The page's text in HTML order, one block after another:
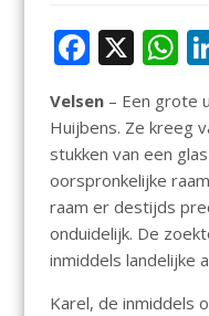
F
e
b
o
o
k
X
at
s
A
p
p
Velsen– Een grote
Huijbens. Ze kreeg
stukken van een
oorspronkelijke
raam er destijds
onduidelijk. De
inmiddels landelijke
Karel, de inmiddels